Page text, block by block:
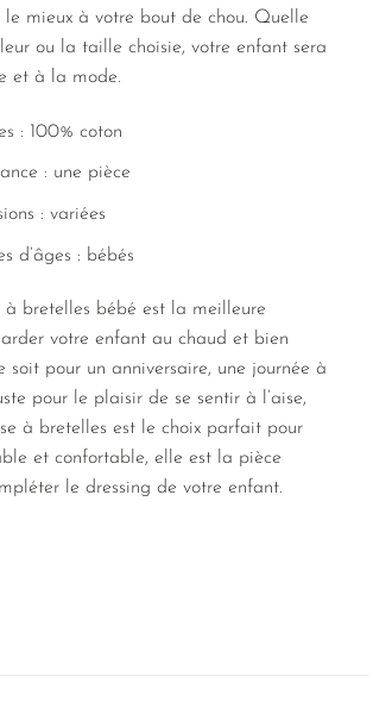
le mieux à votre bout de chou. Quelle
ou la taille choisie, votre enfant sera
et à la mode.
: 100% coton
: une pièce
: variées
d’âges : bébés
à bretelles bébé est la meilleure
votre enfant au chaud et bien
soit pour un anniversaire, une journée à
pour le plaisir de se sentir à l’aise,
à bretelles est le choix parfait pour
et confortable, elle est la pièce
le dressing de votre enfant.